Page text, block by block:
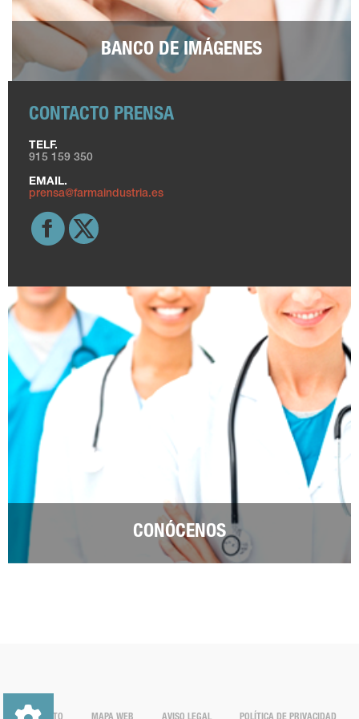
BANCO DE IMÁGENES
CONTACTO PRENSA
TELF.
915 159 350
EMAIL.
prensa@farmaindustria.es
CONÓCENOS